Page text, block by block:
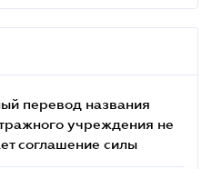
перевод названия
учреждения не
соглашение силы